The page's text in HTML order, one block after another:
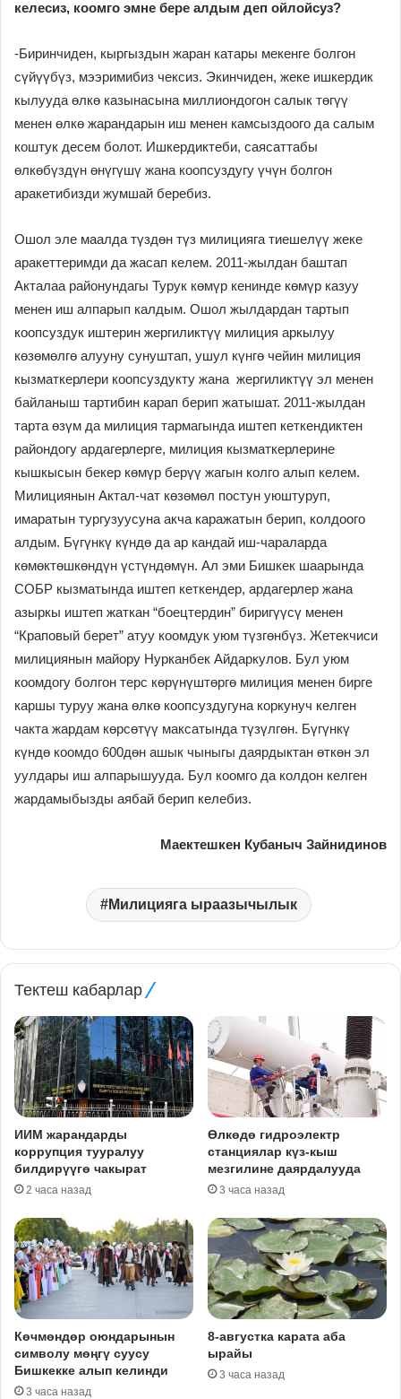
келесиз, коомго эмне бере алдым деп ойлойсуз?
-Биринчиден, кыргыздын жаран катары мекенге болгон
сүйүүбүз, мээримибиз чексиз. Экинчиден, жеке ишкердик
кылууда өлкө казынасына миллиондогон салык төгүү
менен өлкө жарандарын иш менен камсыздоого да салым
коштук десем болот. Ишкердиктеби, саясаттабы
өлкөбүздүн өнүгүшү жана коопсуздугу үчүн болгон
аракетибизди жумшай беребиз.
Ошол эле маалда түздөн түз милицияга тиешелүү жеке
аракеттеримди да жасап келем. 2011-жылдан баштап
Акталаа районундагы Турук көмүр кенинде көмүр казуу
менен иш алпарып калдым. Ошол жылдардан тартып
коопсуздук иштерин жергиликтүү милиция аркылуу
көзөмөлгө алууну сунуштап, ушул күнгө чейин милиция
кызматкерлери коопсуздукту жана жергиликтүү эл менен
байланыш тартибин карап берип жатышат. 2011-жылдан
тарта өзүм да милиция тармагында иштеп кеткендиктен
райондогу ардагерлерге, милиция кызматкерлерине
кышкысын бекер көмүр берүү жагын колго алып келем.
Милициянын Актал-чат көзөмөл постун уюштуруп,
имаратын тургузуусуна акча каражатын берип, колдоого
алдым. Бүгүнкү күндө да ар кандай иш-чараларда
көмөктөшкөндүн үстүндөмүн. Ал эми Бишкек шаарында
СОБР кызматында иштеп кеткендер, ардагерлер жана
азыркы иштеп жаткан “боецтердин” биригүүсү менен
“Краповый берет” атуу коомдук уюм түзгөнбүз. Жетекчиси
милициянын майору Нурканбек Айдаркулов. Бул уюм
коомдогу болгон терс көрүнүштөргө милиция менен бирге
каршы туруу жана өлкө коопсуздугуна коркунуч келген
чакта жардам көрсөтүү максатында түзүлгөн. Бүгүнкү
күндө коомдо 600дөн ашык чыныгы даярдыктан өткөн эл
уулдары иш алпарышууда. Бул коомго да колдон келген
жардамыбызды аябай берип келебиз.
Маектешкен Кубаныч Зайнидинов
Милицияга ыраазычылык
Тектеш кабарлар
ИИМ жарандарды
коррупция тууралуу
билдирүүгө чакырат
2 часа назад
Өлкөдө гидроэлектр
станциялар күз-кыш
мезгилине даярдалууда
3 часа назад
Көчмөндөр оюндарынын
символу мөңгү суусу
Бишкекке алып келинди
3 часа назад
8-августка карата аба
ырайы
3 часа назад